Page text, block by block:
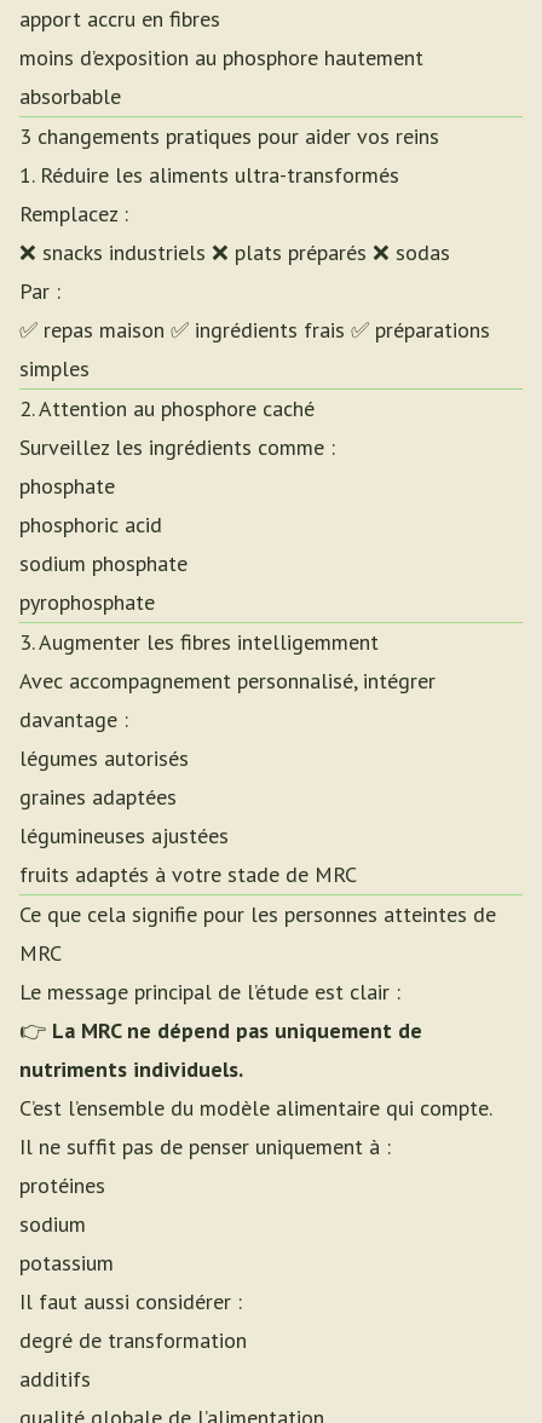
apport accru en fibres
moins d’exposition au phosphore hautement
absorbable
3 changements pratiques pour aider vos reins
1. Réduire les aliments ultra-transformés
Remplacez :
❌ snacks industriels ❌ plats préparés ❌ sodas
Par :
✅ repas maison ✅ ingrédients frais ✅ préparations
simples
2. Attention au phosphore caché
Surveillez les ingrédients comme :
phosphate
phosphoric acid
sodium phosphate
pyrophosphate
3. Augmenter les fibres intelligemment
Avec accompagnement personnalisé, intégrer
davantage :
légumes autorisés
graines adaptées
légumineuses ajustées
fruits adaptés à votre stade de MRC
Ce que cela signifie pour les personnes atteintes de
MRC
Le message principal de l’étude est clair :
👉 La MRC ne dépend pas uniquement de
nutriments individuels.
C’est l’ensemble du modèle alimentaire qui compte.
Il ne suffit pas de penser uniquement à :
protéines
sodium
potassium
Il faut aussi considérer :
degré de transformation
additifs